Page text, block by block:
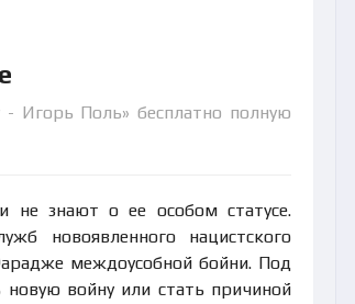
- Игорь Поль» бесплатно полную
не знают о ее особом статусе.
новоявленного нацистского
междоусобной бойни. Под
войну или стать причиной